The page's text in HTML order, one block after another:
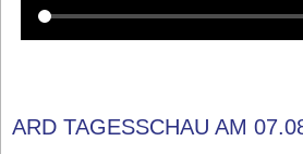
ARD TAGESSCHAU AM